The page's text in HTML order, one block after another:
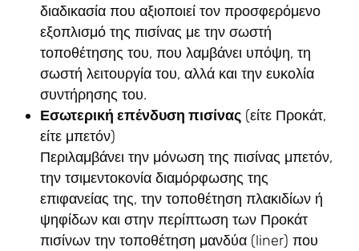
διαδικασία που αξιοποιεί τον προσφερόμενο
εξοπλισμό της πισίνας με την σωστή
τοποθέτησης του, που λαμβάνει υπόψη, τη
σωστή λειτουργία του, αλλά και την ευκολία
συντήρησης του.
Εσωτερική επένδυση πισίνας (είτε Προκάτ,
είτε μπετόν)
Περιλαμβάνει την μόνωση της πισίνας μπετόν,
την τσιμεντοκονία διαμόρφωσης της
επιφανείας της, την τοποθέτηση πλακιδίων ή
ψηφίδων και στην περίπτωση των Προκάτ
πισίνων την τοποθέτηση μανδύα (liner) που